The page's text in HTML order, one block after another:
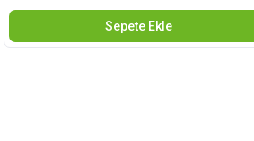
Sepete Ekle